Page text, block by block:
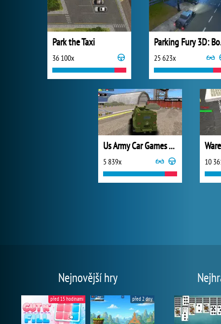
Park the Taxi
36 100x 25 623x
Us Army Car Games Truck Driving
5 839x 10
Nejnovější hry
před 15 hodinami před 2 dny